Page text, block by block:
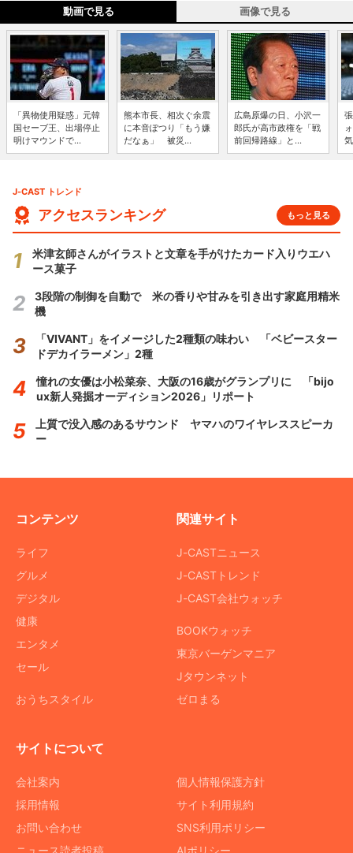
動画で見る 画像で見る
「異物使用疑惑」元韓
国セーブ王、出場停止
明けマウンドで...
熊本市長、相次ぐ余震
に本音ぽつり「もう嫌
だなぁ」 被災...
広島原爆の日、小沢一
郎氏が高市政権を「戦
前回帰路線」と...
J-CAST トレンド
アクセスランキング もっと見る
米津玄師さんがイラストと文章を手がけたカード入りウエハ
ース菓子
3段階の制御を自動で 米の香りや甘みを引き出す家庭用精米
機
「VIVANT」をイメージした2種類の味わい 「ベビースター
ドデカイラーメン」2種
憧れの女優は小松菜奈、大阪の16歳がグランプリに 「bijo
ux新人発掘オーディション2026」リポート
上質で没入感のあるサウンド ヤマハのワイヤレススピーカ
ー
コンテンツ
ライフ
グルメ
デジタル
健康
エンタメ
セール
おうちスタイル
関連サイト
J-CASTニュース
J-CASTトレンド
J-CAST会社ウォッチ
BOOKウォッチ
東京バーゲンマニア
Jタウンネット
ゼロまる
サイトについて
会社案内
採用情報
お問い合わせ
ニュース読者投稿
個人情報保護方針
サイト利用規約
SNS利用ポリシー
AIポリシー